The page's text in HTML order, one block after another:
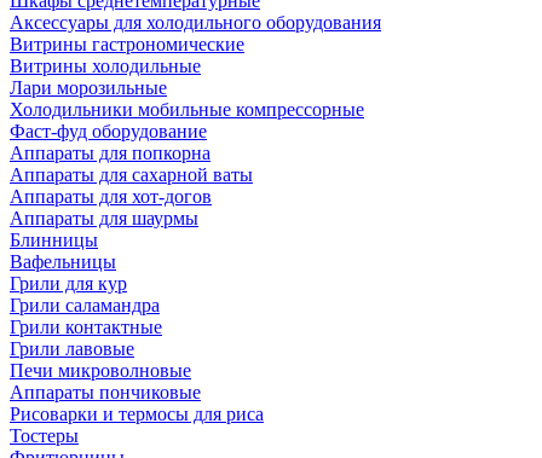
Аксессуары для холодильного оборудования
Витрины гастрономические
Витрины холодильные
Лари морозильные
Холодильники мобильные компрессорные
Фаст-фуд оборудование
Аппараты для попкорна
Аппараты для сахарной ваты
Аппараты для хот-догов
Аппараты для шаурмы
Блинницы
Вафельницы
Грили для кур
Грили саламандра
Грили контактные
Грили лавовые
Печи микроволновые
Аппараты пончиковые
Рисоварки и термосы для риса
Тостеры